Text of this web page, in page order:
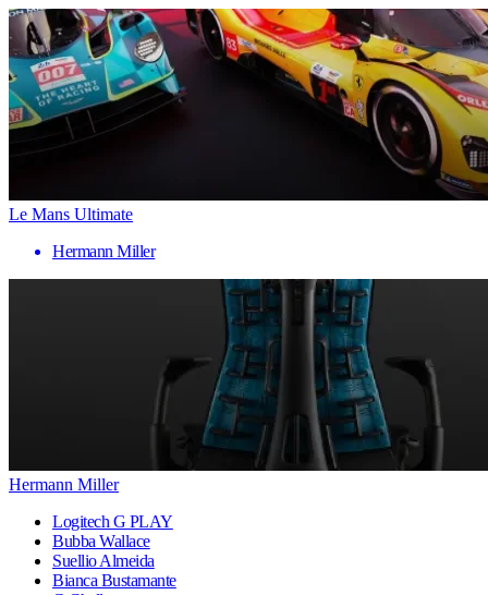
Le Mans Ultimate
Hermann Miller
Hermann Miller
Logitech G PLAY
Bubba Wallace
Suellio Almeida
Bianca Bustamante